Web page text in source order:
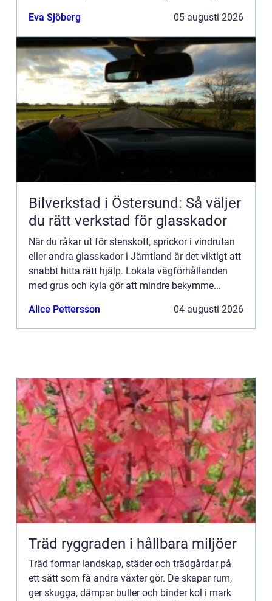
Eva Sjöberg 05 augusti 2026
Bilverkstad i Östersund: Så väljer
du rätt verkstad för glasskador
När du råkar ut för stenskott, sprickor i vindrutan
eller andra glasskador i Jämtland är det viktigt att
snabbt hitta rätt hjälp. Lokala vägförhållanden
med grus och kyla gör att mindre bekymme...
Alice Pettersson 04 augusti 2026
Träd ryggraden i hållbara miljöer
Träd formar landskap, städer och trädgårdar på
ett sätt som få andra växter gör. De skapar rum,
ger skugga, dämpar buller och binder kol i mark